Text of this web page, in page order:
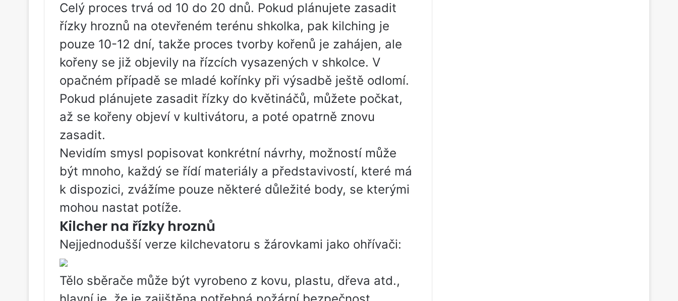
Celý proces trvá od 10 do 20 dnů. Pokud plánujete zasadit
řízky hroznů na otevřeném terénu shkolka, pak kilching je
pouze 10-12 dní, takže proces tvorby kořenů je zahájen, ale
kořeny se již objevily na řízcích vysazených v shkolce. V
opačném případě se mladé kořínky při výsadbě ještě odlomí.
Pokud plánujete zasadit řízky do květináčů, můžete počkat,
až se kořeny objeví v kultivátoru, a poté opatrně znovu
zasadit.
Nevidím smysl popisovat konkrétní návrhy, možností může
být mnoho, každý se řídí materiály a představivostí, které má
k dispozici, zvážíme pouze některé důležité body, se kterými
mohou nastat potíže.
Kilcher na řízky hroznů
Nejjednodušší verze kilchevatoru s žárovkami jako ohřívači:
Tělo sběrače může být vyrobeno z kovu, plastu, dřeva atd.,